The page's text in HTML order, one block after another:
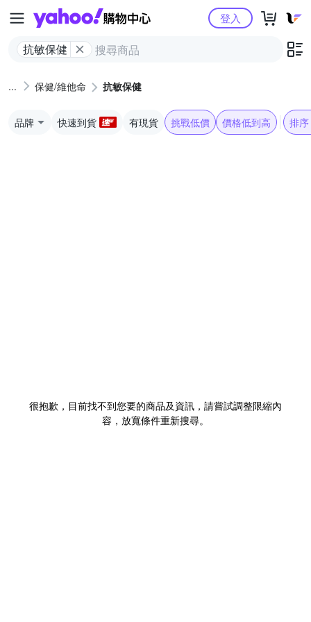
Yahoo購物中心
抗敏保健
登入
保健/維他命 抗敏保健
品牌 快速到貨 有現貨 挑戰低價 價格低到高 排序
很抱歉，目前找不到您要的商品及資訊，請嘗試調整限縮內
容，放寬條件重新搜尋。